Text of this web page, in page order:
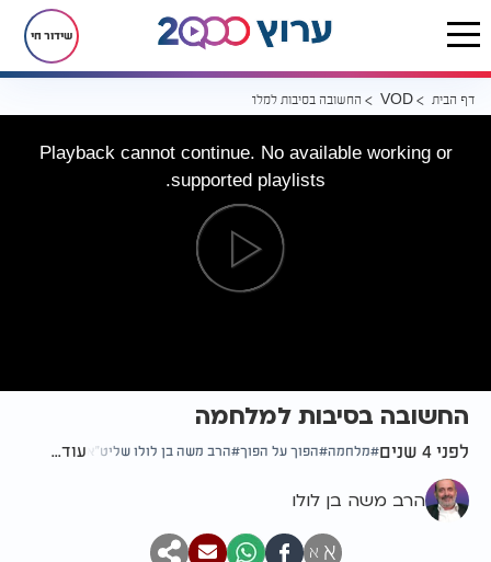
שידור חי
דף הבית VOD החשובה בסיבות למלחמה
Playback cannot continue. No available working or
supported playlists.
החשובה בסיבות למלחמה
לפני 4 שנים מלחמה הפוך על הפוך הרב משה בן לולו שליט"א עוד...
הרב משה בן לולו
א א